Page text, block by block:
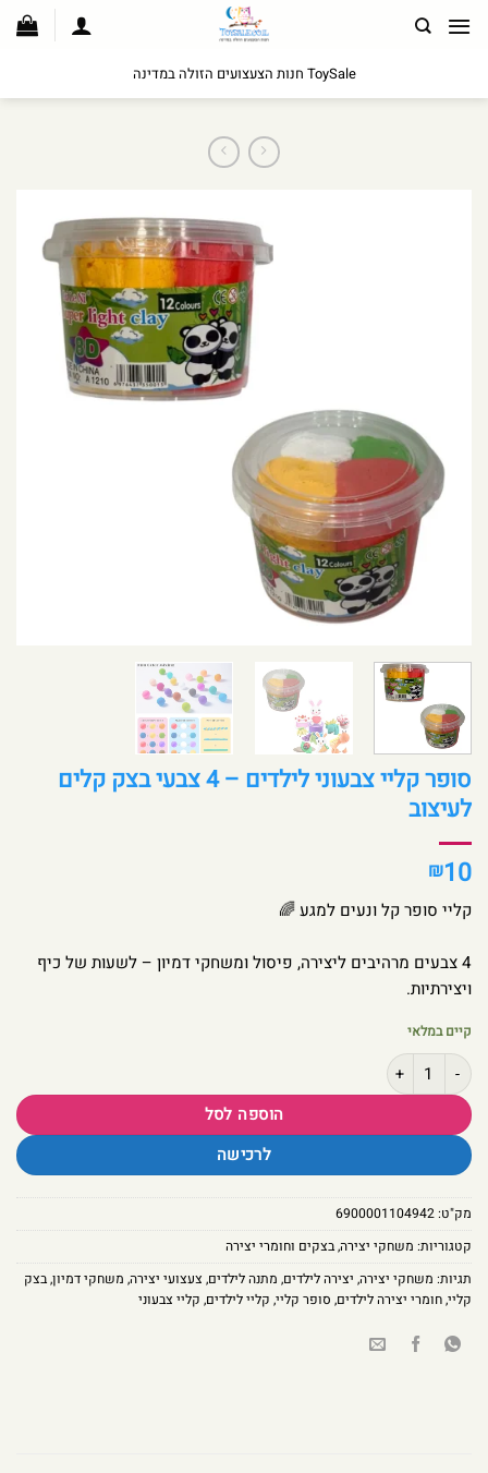
לתוכן
ToySale חנות הצעצועים הזולה במדינה
סופר קליי צבעוני לילדים – 4 צבעי בצק קלים
לעיצוב
₪10
קליי סופר קל ונעים למגע 🌈
4 צבעים מרהיבים ליצירה, פיסול ומשחקי דמיון – לשעות של כיף
ויצירתיות.
קיים במלאי
כמות של סופר קליי צבעוני לילדים – 4 צבעי בצק קלים לעיצוב
הוספה לסל
לרכישה
מק"ט:6900001104942
קטגוריות: משחקי יצירה,בצקים וחומרי יצירה
תגיות: משחקי יצירה, יצירה לילדים, מתנה לילדים, צעצועי יצירה, משחקי דמיון,בצק
קליי,חומרי יצירה לילדים, סופר קליי, קליי לילדים, קליי צבעוני